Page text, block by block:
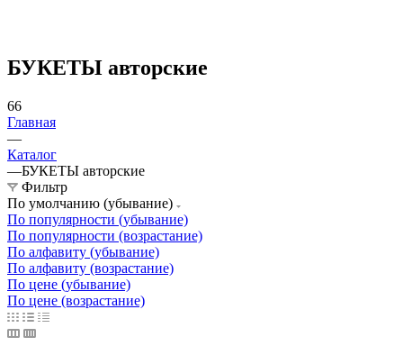
БУКЕТЫ авторские
66
Главная
—
Каталог
—БУКЕТЫ авторские
Фильтр
По умолчанию (убывание)
По популярности (убывание)
По популярности (возрастание)
По алфавиту (убывание)
По алфавиту (возрастание)
По цене (убывание)
По цене (возрастание)